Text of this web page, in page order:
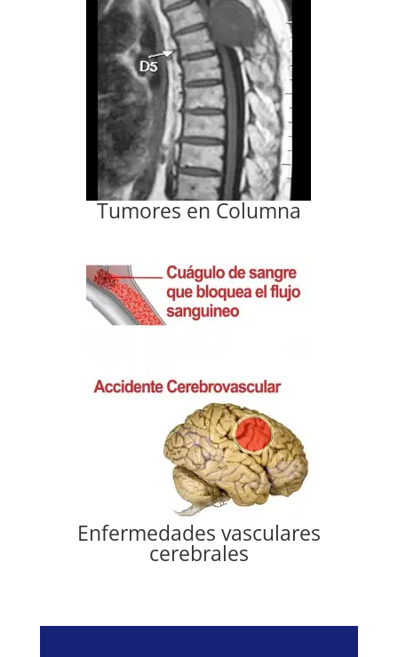
Tumores en Columna
Enfermedades vasculares
cerebrales